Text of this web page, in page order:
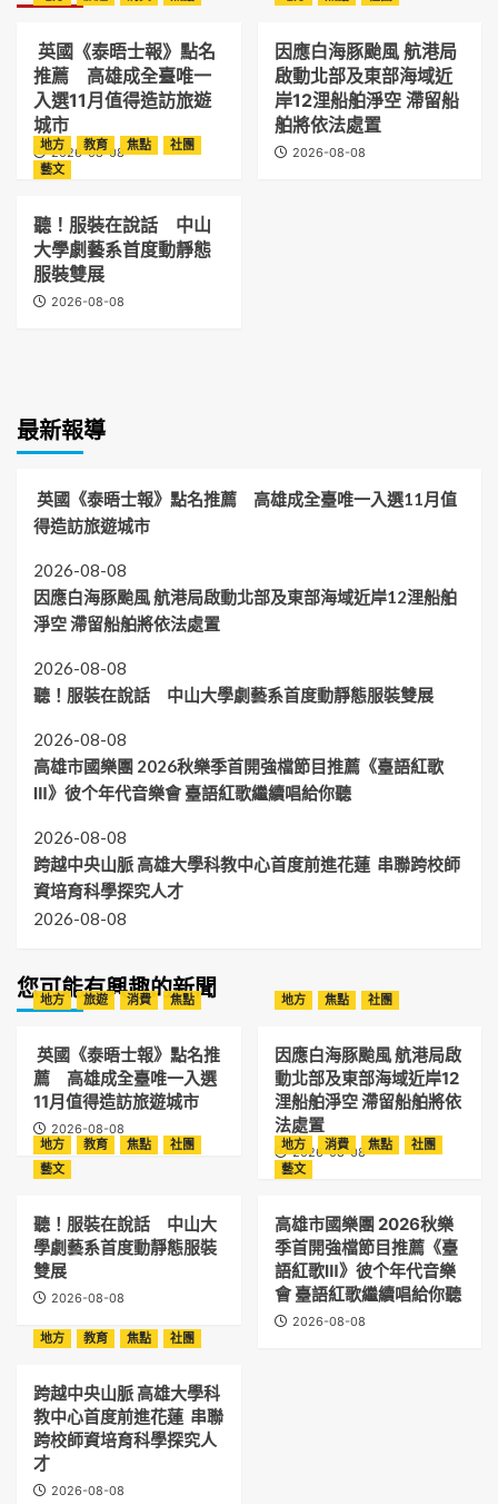
英國《泰晤士報》點名
推薦 高雄成全臺唯一
入選11月值得造訪旅遊
城市
2026-08-08
因應白海豚颱風 航港局
啟動北部及東部海域近
岸12浬船舶淨空 滯留船
舶將依法處置
2026-08-08
地方 教育 焦點
社團
藝文
聽！服裝在說話 中山
大學劇藝系首度動靜態
服裝雙展
2026-08-08
最新報導
英國《泰晤士報》點名推薦 高雄成全臺唯一入選11月值
得造訪旅遊城市
2026-08-08
因應白海豚颱風 航港局啟動北部及東部海域近岸12浬船舶
淨空 滯留船舶將依法處置
2026-08-08
聽！服裝在說話 中山大學劇藝系首度動靜態服裝雙展
2026-08-08
高雄市國樂團 2026秋樂季首開強檔節目推薦《臺語紅歌
Ⅲ》彼个年代音樂會 臺語紅歌繼續唱給你聽
2026-08-08
跨越中央山脈 高雄大學科教中心首度前進花蓮 串聯跨校師
資培育科學探究人才
2026-08-08
您可能有興趣的新聞
地方 旅遊 消費 焦點
英國《泰晤士報》點名推
薦 高雄成全臺唯一入選
11月值得造訪旅遊城市
2026-08-08
地方 焦點 社團
因應白海豚颱風 航港局啟
動北部及東部海域近岸12
浬船舶淨空 滯留船舶將依
法處置
2026-08-08
地方 教育 焦點
社團
藝文
聽！服裝在說話 中山大
學劇藝系首度動靜態服裝
雙展
2026-08-08
地方 消費 焦點
社團
藝文
高雄市國樂團 2026秋樂
季首開強檔節目推薦《臺
語紅歌Ⅲ》彼个年代音樂
會 臺語紅歌繼續唱給你聽
2026-08-08
地方
教育 焦點 社團
跨越中央山脈 高雄大學科
教中心首度前進花蓮 串聯
跨校師資培育科學探究人
才
2026-08-08